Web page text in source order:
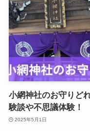
小網神社のお守りど
験談や不思議体験！
2025年5月1日